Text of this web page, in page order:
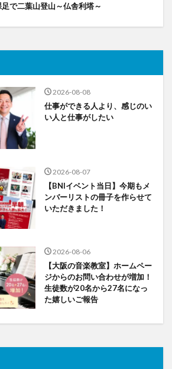
足で二葉山登山～仏舎利塔～
2026-08-08
仕事ができる人より、感じのい
い人と仕事がしたい
2026-08-07
【BNIイベント当日】今期もメ
ンバーリストの冊子を作らせて
いただきました！
2026-08-06
【大阪の音楽教室】ホームペー
ジからのお問い合わせが増加！
生徒数が20名から27名になっ
た嬉しいご報告